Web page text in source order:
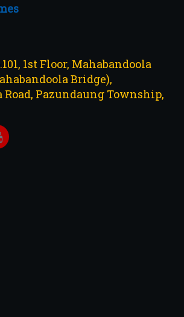
1st Floor, Mahabandoola
Bridge),
Road, Pazundaung Township,